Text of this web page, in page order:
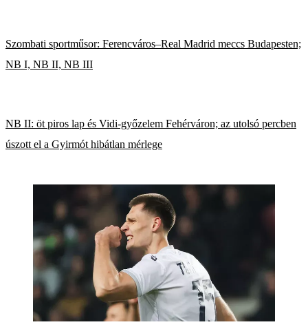
Szombati sportműsor: Ferencváros–Real Madrid meccs Budapesten;
NB I, NB II, NB III
NB II: öt piros lap és Vidi-győzelem Fehérváron; az utolsó percben
úszott el a Gyirmót hibátlan mérlege